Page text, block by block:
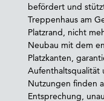
befördert und
Treppenhaus am
Platzrand, nicht
Neubau mit dem
Platzkanten,
Aufenthaltsqualität
Nutzungen finden
Entsprechung,